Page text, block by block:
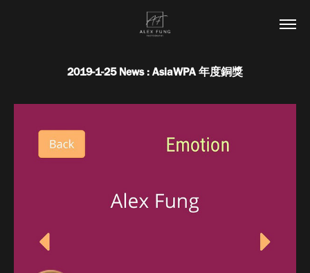
2019-1-25 News : AsiaWPA 年度銅獎